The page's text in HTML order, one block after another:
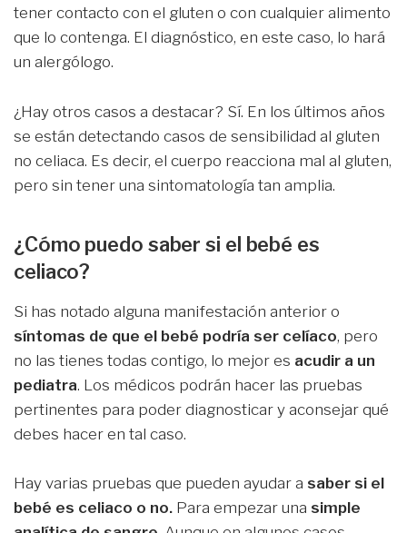
tener contacto con el gluten o con cualquier alimento
que lo contenga. El diagnóstico, en este caso, lo hará
un alergólogo.
¿Hay otros casos a destacar? Sí. En los últimos años
se están detectando casos de sensibilidad al gluten
no celiaca. Es decir, el cuerpo reacciona mal al gluten,
pero sin tener una sintomatología tan amplia.
¿Cómo puedo saber si el bebé es
celiaco?
Si has notado alguna manifestación anterior o
síntomas de que el bebé podría ser celíaco, pero
no las tienes todas contigo, lo mejor es acudir a un
pediatra. Los médicos podrán hacer las pruebas
pertinentes para poder diagnosticar y aconsejar qué
debes hacer en tal caso.
Hay varias pruebas que pueden ayudar a saber si el
bebé es celiaco o no. Para empezar una simple